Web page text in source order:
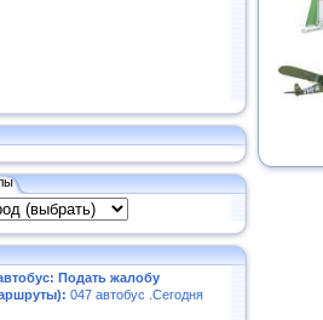
Подать жалобу
047 автобус .Сегодня